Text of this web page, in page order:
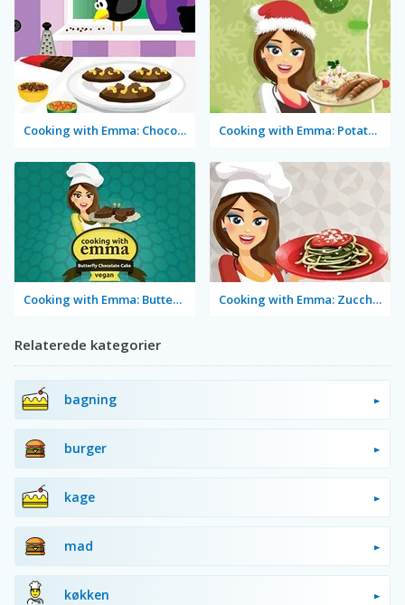
Cooking with Emma: Chocolate Biscuits Cooking with Emma: Potato Salad Vegan
Cooking with Emma: Butterfly Chocolate Cake Vegan Cooking with Emma: Zucchini Spaghetti Bolognese
Relaterede kategorier
bagning
burger
kage
mad
køkken